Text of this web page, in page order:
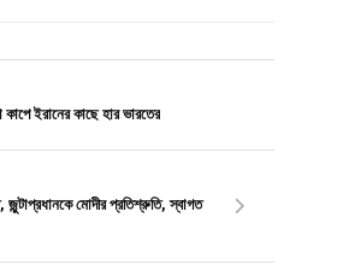
ইরানের কাছে হার ভারতের
জুন্টাপ্রধানকে মোদীর প্রতিশ্রুতি, স্বাগত